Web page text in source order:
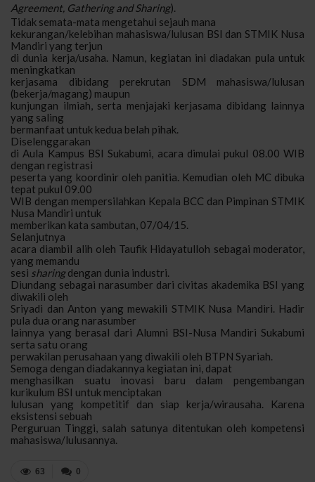
Agreement, Gathering and Sharing).
Tidak semata-mata mengetahui sejauh mana
kekurangan/kelebihan mahasiswa/lulusan BSI dan STMIK Nusa
Mandiri yang terjun
di dunia kerja/usaha. Namun, kegiatan ini diadakan pula untuk
meningkatkan
kerjasama dibidang perekrutan SDM mahasiswa/lulusan
(bekerja/magang) maupun
kunjungan ilmiah, serta menjajaki kerjasama dibidang lainnya
yang saling
bermanfaat untuk kedua belah pihak.
Diselenggarakan
di Aula Kampus BSI Sukabumi, acara dimulai pukul 08.00 WIB
dengan registrasi
peserta yang koordinir oleh panitia. Kemudian oleh MC dibuka
tepat pukul 09.00
WIB dengan mempersilahkan Kepala BCC dan Pimpinan STMIK
Nusa Mandiri untuk
memberikan kata sambutan, 07/04/15.
Selanjutnya
acara diambil alih oleh Taufik Hidayatulloh sebagai moderator,
yang memandu
sesi sharingdengan dunia industri.
Diundang sebagai narasumber dari civitas akademika BSI yang
diwakili oleh
Sriyadi dan Anton yang mewakili STMIK Nusa Mandiri. Hadir
pula dua orang narasumber
lainnya yang berasal dari Alumni BSI-Nusa Mandiri Sukabumi
serta satu orang
perwakilan perusahaan yang diwakili oleh BTPN Syariah.
Semoga dengan diadakannya kegiatan ini, dapat
menghasilkan suatu inovasi baru dalam pengembangan
kurikulum BSI untuk menciptakan
lulusan yang kompetitif dan siap kerja/wirausaha. Karena
eksistensi sebuah
Perguruan Tinggi, salah satunya ditentukan oleh kompetensi
mahasiswa/lulusannya.
0
63